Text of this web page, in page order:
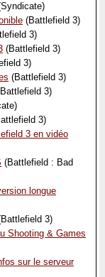
(Battlefield 3)
3)
(Battlefield 3)
3)
(Battlefield 3)
3)
3)
3 en vidéo
(Battlefield : Bad
longue
3)
Shooting & Games
sur le serveur